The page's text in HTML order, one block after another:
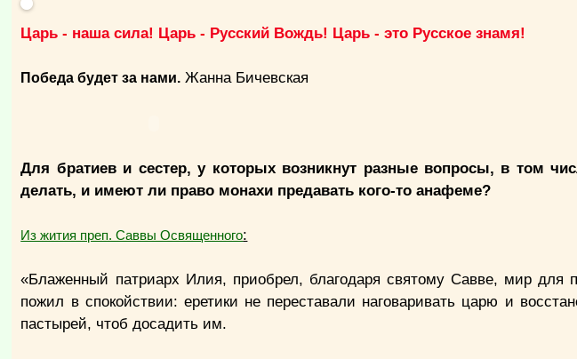
Царь - наша сила! Царь - Русский Вождь! Царь - это Русское знамя!
Победа будет за нами. Жанна Бичевская
Для братиев и сестер, у которых возникнут разные вопросы, в том
делать, и имеют ли право монахи предавать кого-то анафеме?
Из жития преп. Саввы Освященного:
«Блаженный патриарх Илия, приобрел, благодаря святому Савве, мир для
пожил в спокойствии: еретики не переставали наговаривать царю и
пастырей, чтоб досадить им.